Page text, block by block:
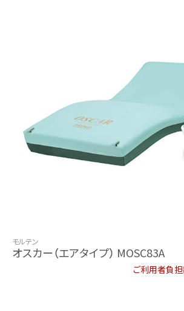
モルテン
オスカー（エアタイプ） MOSC83A
ご利用者負